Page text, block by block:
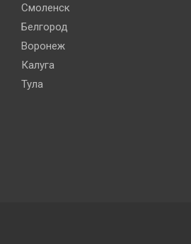
Смоленск
Белгород
Воронеж
Калуга
Тула